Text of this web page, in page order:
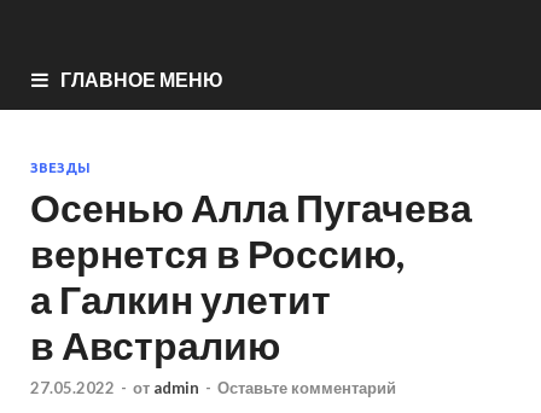
ГЛАВНОЕ МЕНЮ
ЗВЕЗДЫ
Осенью Алла Пугачева
вернется в Россию,
а Галкин улетит
в Австралию
27.05.2022 - от admin - Оставьте комментарий